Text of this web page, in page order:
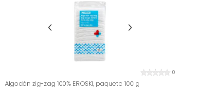
0
Algodón zig-zag 100% EROSKI, paquete 100 g